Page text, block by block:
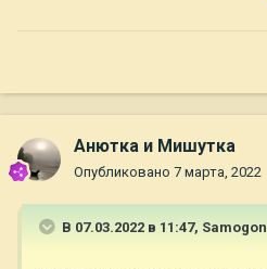
Анютка и Мишутка
Опубликовано 7 марта, 2022
В 07.03.2022 в 11:47, Samogon